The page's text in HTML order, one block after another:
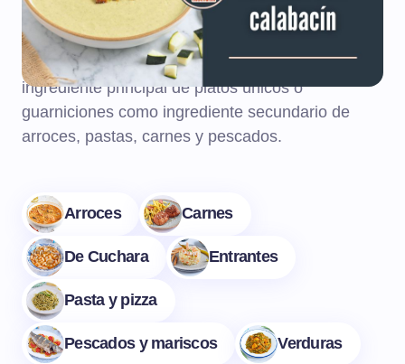
versátiles que podemos utilizar en la cocina y
aquí encontrarás un montón de recetas que
puedes preparar utilizándolo, tanto como
ingrediente principal de platos únicos o
guarniciones como ingrediente secundario de
arroces, pastas, carnes y pescados.
Arroces Carnes
De Cuchara Entrantes
Pasta y pizza
Pescados y mariscos Verduras